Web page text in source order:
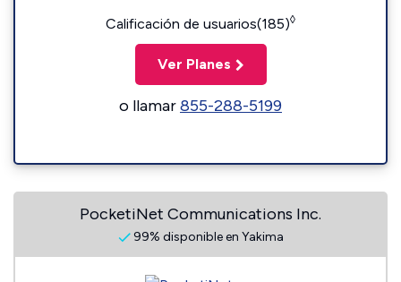
Calificación de usuarios(185)◊
Ver Planes
o llamar855-288-5199
PocketiNet Communications Inc.
99% disponible en Yakima